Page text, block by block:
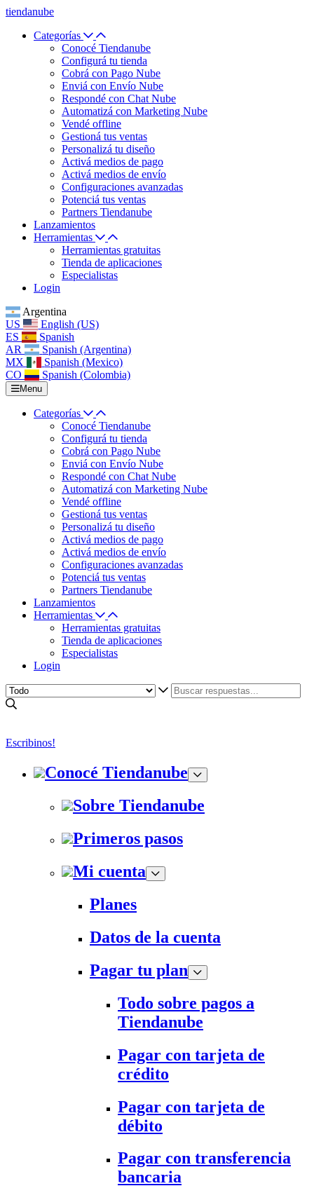
tiendanube
Categorías
Conocé Tiendanube
Configurá tu tienda
Cobrá con Pago Nube
Enviá con Envío Nube
Respondé con Chat Nube
Automatizá con Marketing Nube
Vendé offline
Gestioná tus ventas
Personalizá tu diseño
Activá medios de pago
Activá medios de envío
Configuraciones avanzadas
Potenciá tus ventas
Partners Tiendanube
Lanzamientos
Herramientas
Herramientas gratuitas
Tienda de aplicaciones
Especialistas
Login
Argentina
US
English (US)
ES
Spanish
AR
Spanish (Argentina)
MX
Spanish (Mexico)
CO
Spanish (Colombia)
Menu
Categorías
Conocé Tiendanube
Configurá tu tienda
Cobrá con Pago Nube
Enviá con Envío Nube
Respondé con Chat Nube
Automatizá con Marketing Nube
Vendé offline
Gestioná tus ventas
Personalizá tu diseño
Activá medios de pago
Activá medios de envío
Configuraciones avanzadas
Potenciá tus ventas
Partners Tiendanube
Lanzamientos
Herramientas
Herramientas gratuitas
Tienda de aplicaciones
Especialistas
Login
Escribinos!
Conocé Tiendanube
Sobre Tiendanube
Primeros pasos
Mi cuenta
Planes
Datos de la cuenta
Pagar tu plan
Todo sobre pagos a
Tiendanube
Pagar con tarjeta de
crédito
Pagar con tarjeta de
débito
Pagar con transferencia
bancaria